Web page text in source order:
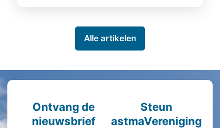
Alle artikelen
Ontvang de
nieuwsbrief
Steun
astmaVereniging